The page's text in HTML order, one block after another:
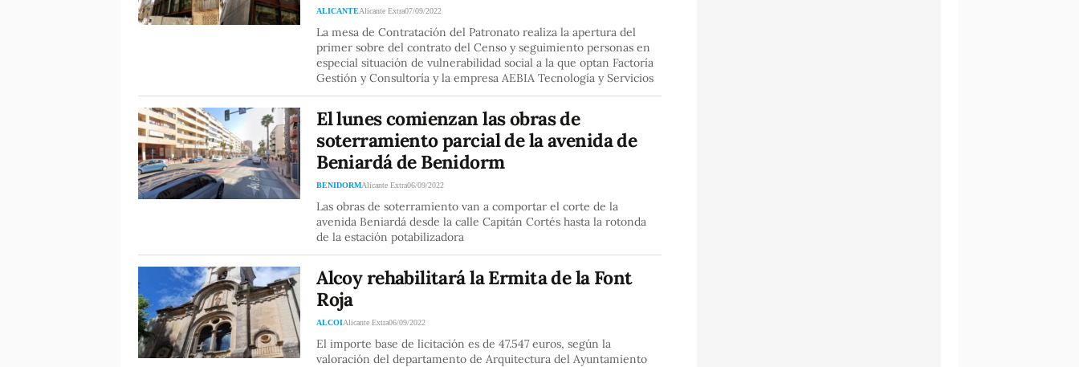
ALICANTEAlicante Extra07/09/2022
La mesa de Contratación del Patronato realiza la apertura del
primer sobre del contrato del Censo y seguimiento personas en
especial situación de vulnerabilidad social a la que optan Factoría
Gestión y Consultoría y la empresa AEBIA Tecnología y Servicios
El lunes comienzan las obras de
soterramiento parcial de la avenida de
Beniardá de Benidorm
BENIDORMAlicante Extra06/09/2022
Las obras de soterramiento van a comportar el corte de la
avenida Beniardá desde la calle Capitán Cortés hasta la rotonda
de la estación potabilizadora
Alcoy rehabilitará la Ermita de la Font
Roja
ALCOIAlicante Extra06/09/2022
El importe base de licitación es de 47.547 euros, según la
valoración del departamento de Arquitectura del Ayuntamiento